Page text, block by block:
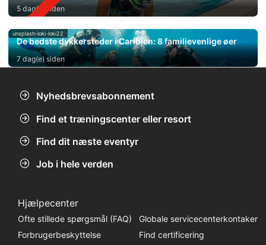
5 dag(e) siden
unsplash-loki-loki22
De bedste dykkersteder i Caribien: 8 familievenlige øer
7 dag(e) siden
Nyhedsbrevsabonnement
Find et træningscenter eller resort
Find dit næste eventyr
Job i hele verden
Hjælpecenter
Ofte stillede spørgsmål (FAQ)
Globale servicecenterkontaker
Forbrugerbeskyttelse
Find certificering